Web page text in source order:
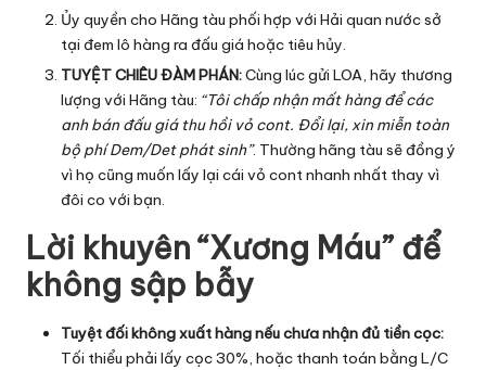
Ủy quyền cho Hãng tàu phối hợp với Hải quan nước sở
tại đem lô hàng ra đấu giá hoặc tiêu hủy.
TUYỆT CHIÊU ĐÀM PHÁN:Cùng lúc gửi LOA, hãy thương
lượng với Hãng tàu: “Tôi chấp nhận mất hàng để các
anh bán đấu giá thu hồi vỏ cont. Đổi lại, xin miễn toàn
bộ phí Dem/Det phát sinh”. Thường hãng tàu sẽ đồng ý
vì họ cũng muốn lấy lại cái vỏ cont nhanh nhất thay vì
đôi co với bạn.
Lời khuyên “Xương Máu” để
không sập bẫy
Tuyệt đối không xuất hàng nếu chưa nhận đủ tiền cọc:
Tối thiểu phải lấy cọc 30%, hoặc thanh toán bằng L/C